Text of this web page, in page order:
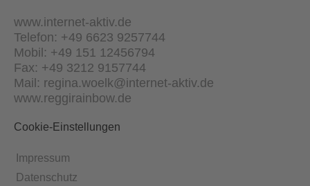
www.internet-aktiv.de
Telefon: +49 6623 9257744
Mobil: +49 151 12456794
Fax: +49 3212 9157744
Mail: regina.woelk@internet-aktiv.de
www.reggirainbow.de
Cookie-Einstellungen
Impressum
Datenschutz